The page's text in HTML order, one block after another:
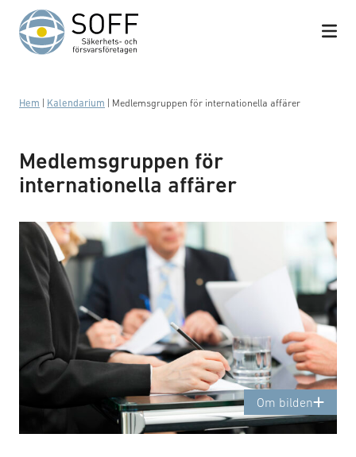
Hoppa till innehåll
Hem Kalendarium Medlemsgruppen för internationella affärer
Medlemsgruppen för
internationella affärer
Om bilden
Business meeting with work on contract